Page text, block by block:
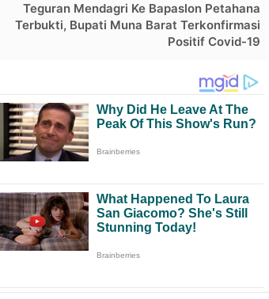
Teguran Mendagri Ke Bapaslon Petahana
Terbukti, Bupati Muna Barat Terkonfirmasi
Positif Covid-19